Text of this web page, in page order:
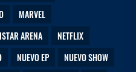
MARVEL
ARENA
NETFLIX
NUEVO EP
NUEVO SHOW